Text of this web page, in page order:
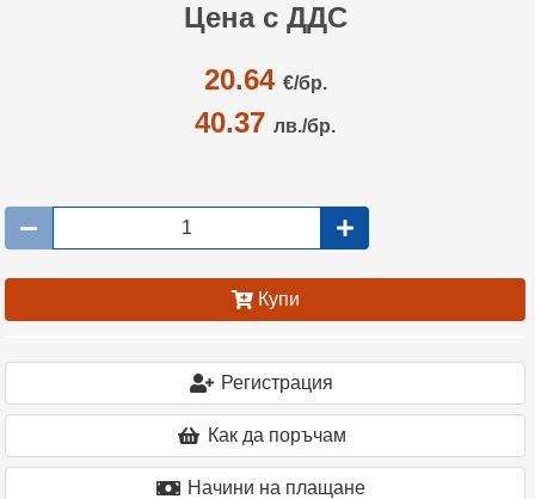
Цена с ДДС
20.64 €/бр.
40.37 лв./бр.
Купи
Регистрация
Как да поръчам
Начини на плащане